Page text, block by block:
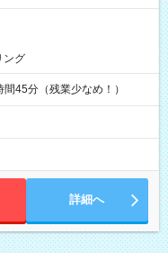
ング
45分（残業少なめ！）
詳細へ